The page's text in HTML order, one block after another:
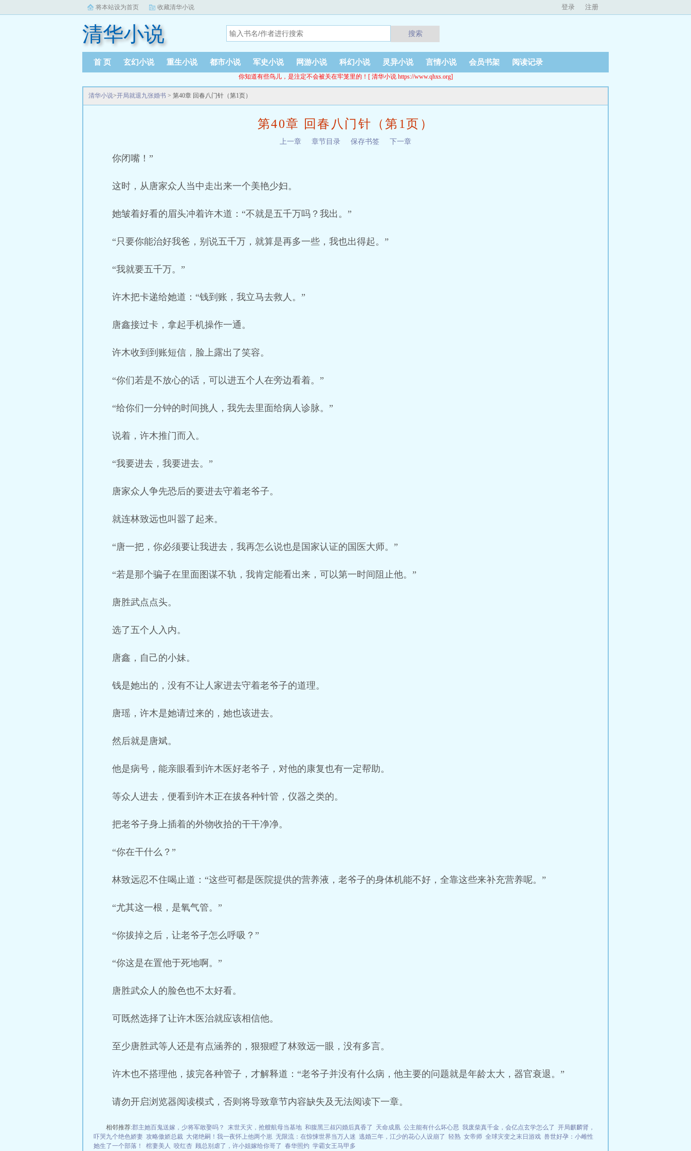
将本站设为首页 收藏清华小说 登录 注册
清华小说 搜索
首 页 玄幻小说 重生小说 都市小说 军史小说 网游小说 科幻小说 灵异小说 言情小说 会员书架 阅读记录
你知道有些鸟儿，是注定不会被关在牢笼里的！[ 清华小说 https://www.qhxs.org]
清华小说>开局就退九张婚书 > 第40章 回春八门针（第1页）
第40章 回春八门针（第1页）
上一章 章节目录 保存书签 下一章
你闭嘴！”
这时，从唐家众人当中走出来一个美艳少妇。
她皱着好看的眉头冲着许木道：“不就是五千万吗？我出。”
“只要你能治好我爸，别说五千万，就算是再多一些，我也出得起。”
“我就要五千万。”
许木把卡递给她道：“钱到账，我立马去救人。”
唐鑫接过卡，拿起手机操作一通。
许木收到到账短信，脸上露出了笑容。
“你们若是不放心的话，可以进五个人在旁边看着。”
“给你们一分钟的时间挑人，我先去里面给病人诊脉。”
说着，许木推门而入。
“我要进去，我要进去。”
唐家众人争先恐后的要进去守着老爷子。
就连林致远也叫嚣了起来。
“唐一把，你必须要让我进去，我再怎么说也是国家认证的国医大师。”
“若是那个骗子在里面图谋不轨，我肯定能看出来，可以第一时间阻止他。”
唐胜武点点头。
选了五个人入内。
唐鑫，自己的小妹。
钱是她出的，没有不让人家进去守着老爷子的道理。
唐瑶，许木是她请过来的，她也该进去。
然后就是唐斌。
他是病号，能亲眼看到许木医好老爷子，对他的康复也有一定帮助。
等众人进去，便看到许木正在拔各种针管，仪器之类的。
把老爷子身上插着的外物收拾的干干净净。
“你在干什么？”
林致远忍不住喝止道：“这些可都是医院提供的营养液，老爷子的身体机能不好，全靠这些来补充营养呢。”
“尤其这一根，是氧气管。”
“你拔掉之后，让老爷子怎么呼吸？”
“你这是在置他于死地啊。”
唐胜武众人的脸色也不太好看。
可既然选择了让许木医治就应该相信他。
至少唐胜武等人还是有点涵养的，狠狠瞪了林致远一眼，没有多言。
许木也不搭理他，拔完各种管子，才解释道：“老爷子并没有什么病，他主要的问题就是年龄太大，器官衰退。”
请勿开启浏览器阅读模式，否则将导致章节内容缺失及无法阅读下一章。
相邻推荐:郡主她百鬼送嫁，少将军敢娶吗？ 末世天灾，抢艘航母当基地 和腹黑三叔闪婚后真香了 天命成凰 公主能有什么坏心思 我废柴真千金，会亿点玄学怎么了 开局麒麟肾，
吓哭九个绝色娇妻 攻略傲娇总裁 大佬绝嗣！我一夜怀上他两个崽 无限流：在惊悚世界当万人迷 逃婚三年，江少的花心人设崩了 轻熟 女帝师 全球灾变之末日游戏 兽世好孕：小雌性
她生了一个部落！
棺妻美人 咬红杏 顾总别虐了，许小姐嫁给你哥了 春华照灼 学霸女王马甲多